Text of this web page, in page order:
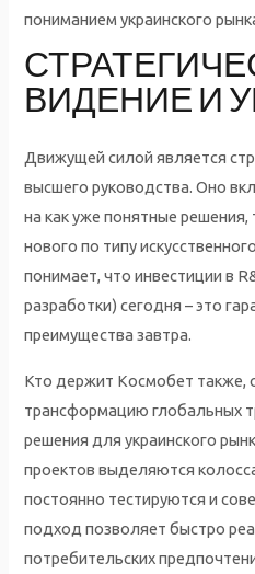
пониманием украинского
ВИДЕНИЕ И
Движущей силой является
высшего руководства. Оно
на как уже понятные решения,
нового по типу
понимает, что инвестиции в
разработки) сегодня – это
преимущества завтра.
Кто держит Космобет также,
трансформацию глобальных
решения для украинского
проектов выделяются
постоянно тестируются и
подход позволяет быстро
потребительских